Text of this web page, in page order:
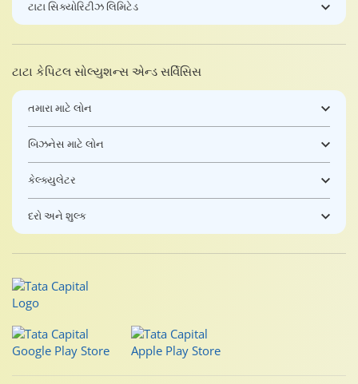
ટાટા સિક્યોરિટીઝ લિમિટેડ
ટાટા કેપિટલ સોલ્યુશન્સ એન્ડ સર્વિસિસ
તમારા માટે લોન
બિઝનેસ માટે લોન
કેલ્ક્યુલેટર
દરો અને શુલ્ક